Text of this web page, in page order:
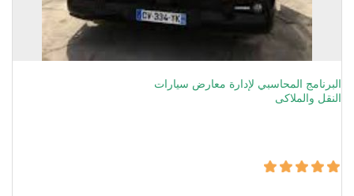
البرنامج المحاسبي لإدارة معارض سيارات
النقل والملاكى